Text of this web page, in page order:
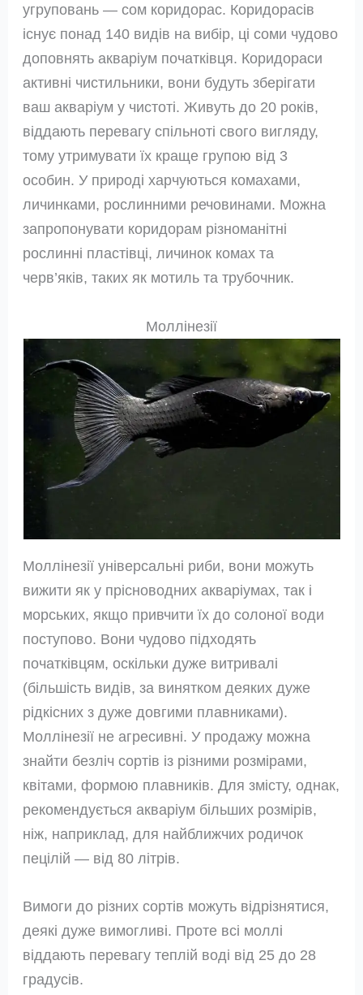
угруповань — сом коридорас. Коридорасів
існує понад 140 видів на вибір, ці соми чудово
доповнять акваріум початківця. Коридораси
активні чистильники, вони будуть зберігати
ваш акваріум у чистоті. Живуть до 20 років,
віддають перевагу спільноті свого вигляду,
тому утримувати їх краще групою від 3
особин. У природі харчуються комахами,
личинками, рослинними речовинами. Можна
запропонувати коридорам різноманітні
рослинні пластівці, личинок комах та
черв’яків, таких як мотиль та трубочник.
Моллінезії
Моллінезії універсальні риби, вони можуть
вижити як у прісноводних акваріумах, так і
морських, якщо привчити їх до солоної води
поступово. Вони чудово підходять
початківцям, оскільки дуже витривалі
(більшість видів, за винятком деяких дуже
рідкісних з дуже довгими плавниками).
Моллінезії не агресивні. У продажу можна
знайти безліч сортів із різними розмірами,
квітами, формою плавників. Для змісту, однак,
рекомендується акваріум більших розмірів,
ніж, наприклад, для найближчих родичок
пецілій — від 80 літрів.
Вимоги до різних сортів можуть відрізнятися,
деякі дуже вимогливі. Проте всі моллі
віддають перевагу теплій воді від 25 до 28
градусів.